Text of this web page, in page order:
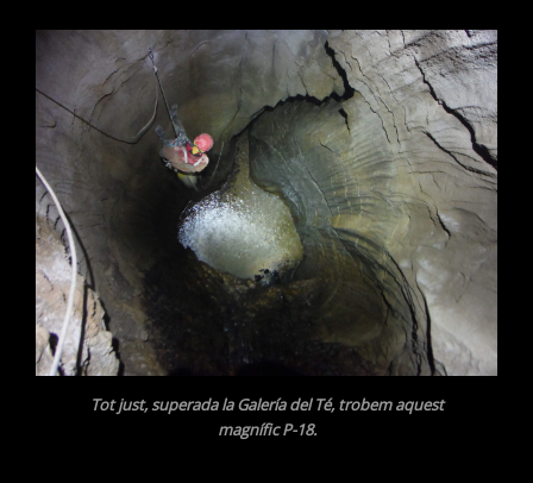
Tot just, superada la Galería del Té, trobem aquest
magnífic P-18.